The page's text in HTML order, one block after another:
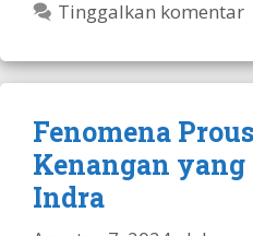
Tinggalkan komentar
Fenomena
Kenangan
Indra